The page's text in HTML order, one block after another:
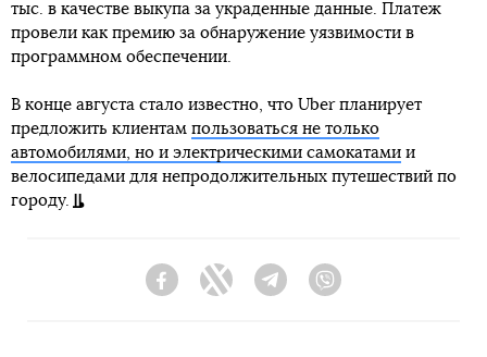
тыс. в качестве выкупа за украденные данные. Платеж
провели как премию за обнаружение уязвимости в
программном обеспечении.
В конце августа стало известно, что Uber планирует
предложить клиентам пользоваться не только
автомобилями, но и электрическими самокатами и
велосипедами для непродолжительных путешествий по
городу.
FacebookTwitter Telegram